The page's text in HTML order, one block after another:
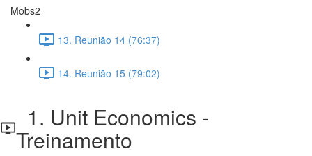
Mobs2
13. Reunião 14 (76:37)
14. Reunião 15 (79:02)
1. Unit Economics -
Treinamento